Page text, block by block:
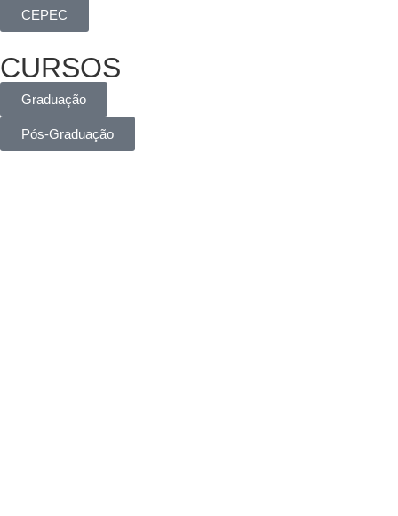
CEPEC
CURSOS
Graduação
Pós-Graduação